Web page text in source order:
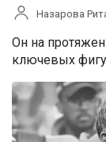
Назарова
Он на
ключевых